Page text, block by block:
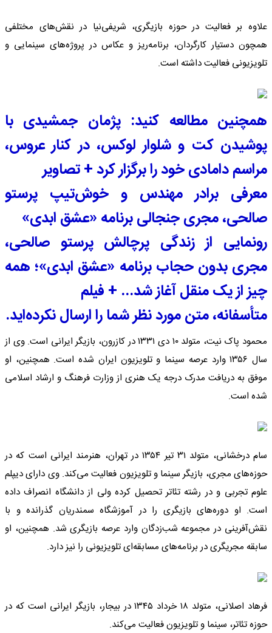
علاوه بر فعالیت در حوزه بازیگری، شریفی‌نیا در نقش‌های مختلفی
همچون دستیار کارگردان، برنامه‌ریز و عکاس در پروژه‌های سینمایی و
تلویزیونی فعالیت داشته است.
همچنین مطالعه کنید: پژمان جمشیدی با
پوشیدن کت و شلوار لوکس، در کنار عروس،
مراسم دامادی خود را برگزار کرد + تصاویر
معرفی برادر مهندس و خوش‌تیپ پرستو
صالحی، مجری جنجالی برنامه «عشق ابدی»
رونمایی از زندگی پرچالش پرستو صالحی،
مجری بدون حجاب برنامه «عشق ابدی»؛ همه
چیز از یک منقل آغاز شد... + فیلم
متأسفانه، متن مورد نظر شما را ارسال نکرده‌اید.
محمود پاک نیت، متولد ۱۰ دی ۱۳۳۱ در کازرون، بازیگر ایرانی است. وی از
سال ۱۳۵۶ وارد عرصه سینما و تلویزیون ایران شده است. همچنین، او
موفق به دریافت مدرک درجه یک هنری از وزارت فرهنگ و ارشاد اسلامی
شده است.
سام درخشانی، متولد ۳۱ تیر ۱۳۵۴ در تهران، هنرمند ایرانی است که در
حوزه‌های مجری، بازیگر سینما و تلویزیون فعالیت می‌کند. وی دارای دیپلم
علوم تجربی و در رشته تئاتر تحصیل کرده ولی از دانشگاه انصراف داده
است. او دوره‌های بازیگری را در آموزشگاه سمندریان گذرانده و با
نقش‌آفرینی در مجموعه شب‌زدگان وارد عرصه بازیگری شد. همچنین، او
سابقه مجریگری در برنامه‌های مسابقه‌ای تلویزیونی را نیز دارد.
فرهاد اصلانی، متولد ۱۸ خرداد ۱۳۴۵ در بیجار، بازیگر ایرانی است که در
حوزه تئاتر، سینما و تلویزیون فعالیت می‌کند.